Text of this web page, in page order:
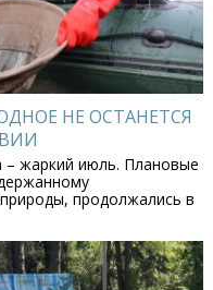
НЕ ОСТАНЕТСЯ
– жаркий июль. Плановые
продолжались в